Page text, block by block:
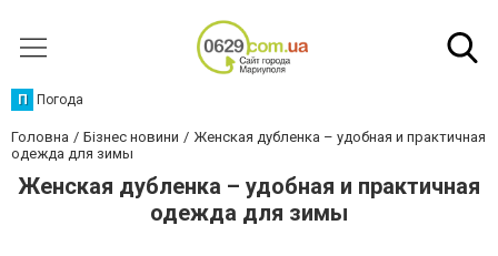
П Погода
Головна Бізнес новини
Женская дубленка – удобная и практичная
одежда для зимы
Женская дубленка – удобная и практичная
одежда для зимы